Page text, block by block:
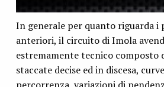
In generale per quanto riguarda i
anteriori, il circuito di Imola
estremamente tecnico composto
staccate decise ed in discesa,